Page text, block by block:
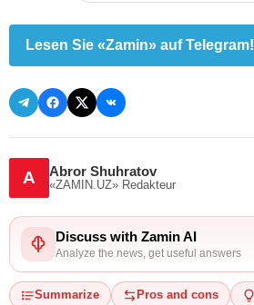
Lesen Sie «Zamin» auf Telegram!
A Abror Shuhratov
«ZAMIN.UZ» Redakteur
Discuss with Zamin AI
Analyze the news, get useful answers
Summarize Pros and cons